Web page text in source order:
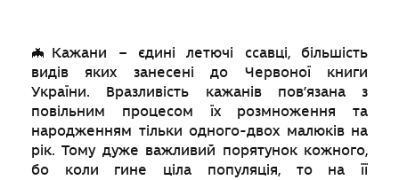
🦇Кажани – єдині летючі ссавці, більшість
видів яких занесені до Червоної книги
України. Вразливість кажанів пов’язана з
повільним процесом їх розмноження та
народженням тільки одного-двох малюків на
рік. Тому дуже важливий порятунок кожного,
бо коли гине ціла популяція, то на її